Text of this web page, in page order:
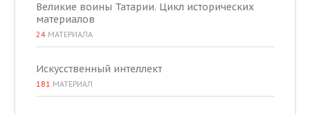
Великие воины Татарии. Цикл исторических
материалов
24 МАТЕРИАЛА
Искусственный интеллект
181 МАТЕРИАЛ